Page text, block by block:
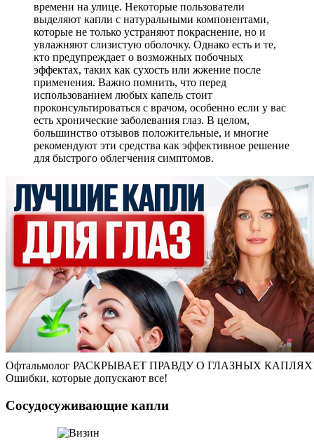
времени на улице. Некоторые пользователи
выделяют капли с натуральными компонентами,
которые не только устраняют покраснение, но и
увлажняют слизистую оболочку. Однако есть и те,
кто предупреждает о возможных побочных
эффектах, таких как сухость или жжение после
применения. Важно помнить, что перед
использованием любых капель стоит
проконсультироваться с врачом, особенно если у вас
есть хронические заболевания глаз. В целом,
большинство отзывов положительные, и многие
рекомендуют эти средства как эффективное решение
для быстрого облегчения симптомов.
Офтальмолог РАСКРЫВАЕТ ПРАВДУ О ГЛАЗНЫХ
Ошибки, которые допускают все!
Сосудосуживающие капли